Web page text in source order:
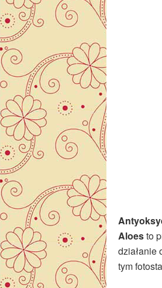
Aloesto
działanie
tym